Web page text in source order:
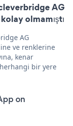
AG
olmamıştı
AG
ve renklerine
kenar
bir yere
on